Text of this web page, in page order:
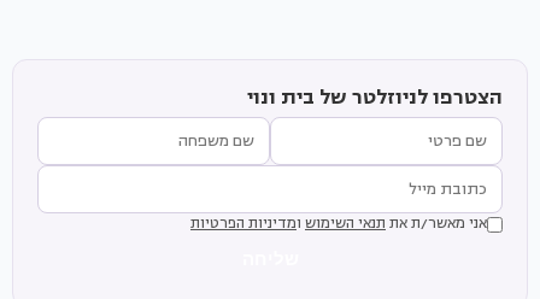
הצטרפו לניוזלטר של בית ונוי
אני מאשר/ת את תנאי השימוש ומדיניות הפרטיות